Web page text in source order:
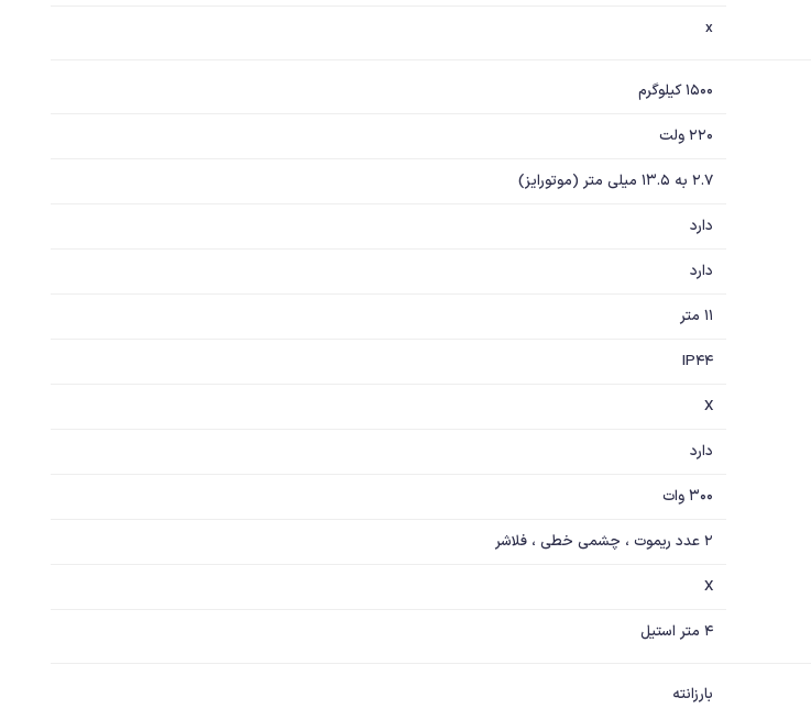
x
1500 کیلوگرم
220 ولت
2.7 به 13.5 میلی متر (موتورایز)
دارد
دارد
11 متر
IP44
X
دارد
300 وات
2 عدد ریموت ، چشمی خطی ، فلاشر
X
4 متر استیل
بارزانته